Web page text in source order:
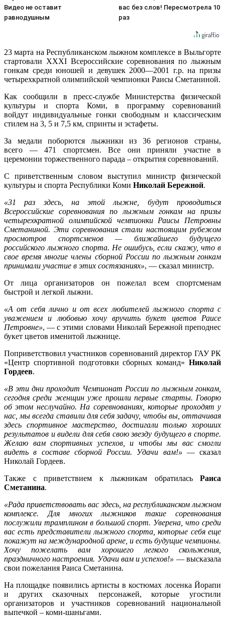
Видео не оставит
равнодушным
вас без слов! Пересмотрела 10
раз
23 марта на Республиканском лыжном комплексе в Выльгорте
стартовали XXXI Всероссийские соревнования по лыжным
гонкам среди юношей и девушек 2000—2001 г.р. на призы
четырехкратной олимпийской чемпионки Раисы Сметаниной.
Как сообщили в пресс-службе Министерства физической
культуры и спорта Коми, в программу соревнований
войдут индивидуальные гонки свободным и классическим
стилем на 3, 5 и 7,5 км, спринты и эстафеты.
За медали поборются лыжники из 36 регионов страны,
всего — 471 спортсмен. Все они приняли участие в
церемонии торжественного парада – открытия соревнований.
С приветственным словом выступил министр физической
культуры и спорта Республики Коми Николай Бережной.
«31 раз здесь, на этой лыжне, будут проводиться
Всероссийские соревнования по лыжным гонкам на призы
четырехкратной олимпийской чемпионки Раисы Петровны
Сметаниной. Эти соревнования стали настоящим рубежом
просмотров спортсменов — ближайшего будущего
российского лыжного спорта. Не ошибусь, если скажу, что в
свое время многие члены сборной России по лыжным гонкам
принимали участие в этих состязаниях», — сказал министр.
От лица организаторов он пожелал всем спортсменам
быстрой и легкой лыжни.
«А от себя лично и от всех любителей лыжного спорта с
уважением и любовью хочу вручить букет цветов Раисе
Петровне», — с этими словами Николай Бережной преподнес
букет цветов именитой лыжнице.
Поприветствовил участников соревнований директор ГАУ РК
«Центр спортивной подготовки сборных команд» Николай
Гордеев.
«В эти дни проходит Чемпионат России по лыжным гонкам,
сегодня среди женщин уже прошли первые старты. Говорю
об этом неслучайно. На соревнованиях, которые проходят у
нас, мы всегда ставили для себя задачу, чтобы вы, оттачивая
здесь спортивное мастерство, достигали только хороших
результатов и видели для себя свою звезду будущего в спорте.
Желаю вам спортивных успехов, и чтобы мы вас смогли
видеть в составе сборной России. Удачи вам!» — сказал
Николай Гордеев.
Также с приветствием к лыжникам обратилась Раиса
Сметанина.
«Рада приветствовать вас здесь, на республиканском лыжном
комплексе. Для многих лыжников такие соревнования
послужили трамплином в большой спорт. Уверена, что среди
вас есть представители лыжного спорта, которые себя еще
покажут на международной арене, и есть будущие чемпионы.
Хочу пожелать вам хорошего легкого скольжения,
праздничного настроения. Удачи вам и успехов!» — высказала
свои пожелания Раиса Сметанина.
На площадке появились артисты в костюмах лосенка Йорапи
и других сказочных персонажей, которые угостили
организаторов и участников соревнований национальной
выпечкой – коми-шаньгами.